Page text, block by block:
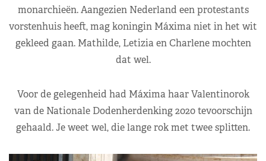
monarchieën. Aangezien Nederland een protestants
vorstenhuis heeft, mag koningin Máxima niet in het wit
gekleed gaan. Mathilde, Letizia en Charlene mochten
dat wel.
Voor de gelegenheid had Máxima haar Valentinorok
van de Nationale Dodenherdenking 2020 tevoorschijn
gehaald. Je weet wel, die lange rok met twee splitten.